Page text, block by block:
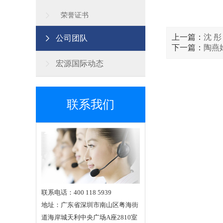
荣誉证书
公司团队
宏源国际动态
联系我们
联系电话：400 118 5939
地址：广东省深圳市南山区粤海街
道海岸城天利中央广场A座2810室
上一篇： 沈 彤
下一篇： 陶燕